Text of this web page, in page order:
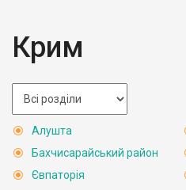
Крим
Алушта
Бахчисарайський район
Євпаторія